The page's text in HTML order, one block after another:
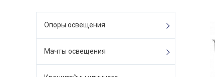
Опоры освещения
Мачты освещения